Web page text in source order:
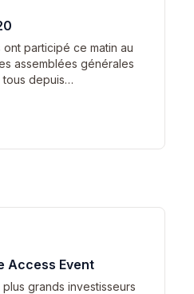
participé ce matin au
assemblées générales
depuis…
Access Event
grands investisseurs